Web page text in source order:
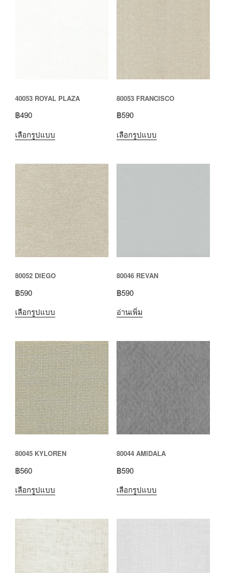
40053 ROYAL PLAZA
฿490
เลือกรูปแบบ
80053 FRANCISCO
฿590
เลือกรูปแบบ
80052 DIEGO
฿590
เลือกรูปแบบ
80046 REVAN
฿590
อ่านเพิ่ม
80045 KYLOREN
฿560
เลือกรูปแบบ
80044 AMIDALA
฿590
เลือกรูปแบบ